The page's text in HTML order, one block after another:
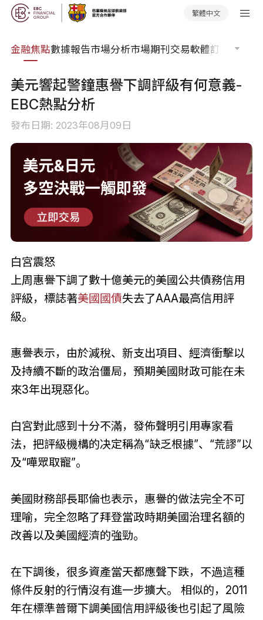
繁體中文
金融焦點數據報告市場分析市場期刊交易軟體訂單流
美元響起警鐘惠譽下調評級有何意義-
EBC熱點分析
發布日期: 2023年08月09日
白宮震怒
上周惠譽下調了數十億美元的美國公共債務信用
評級，標誌著美國國債失去了AAA最高信用評
級。
惠譽表示，由於減稅、新支出項目、經濟衝擊以
及持續不斷的政治僵局，預期美國財政可能在未
來3年出現惡化。
白宮對此感到十分不滿，發佈聲明引用專家看
法，把評級機構的决定稱為“缺乏根據”、“荒謬”以
及“嘩眾取寵”。
美國財務部長耶倫也表示，惠譽的做法完全不可
理喻，完全忽略了拜登當政時期美國治理名額的
改善以及美國經濟的強勁。
在下調後，很多資產當天都應聲下跌，不過這種
條件反射的行情沒有進一步擴大。 相似的，2011
年在標準普爾下調美國信用評級後也引起了風險